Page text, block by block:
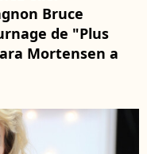
Bruce
de "Plus
Mortensen a